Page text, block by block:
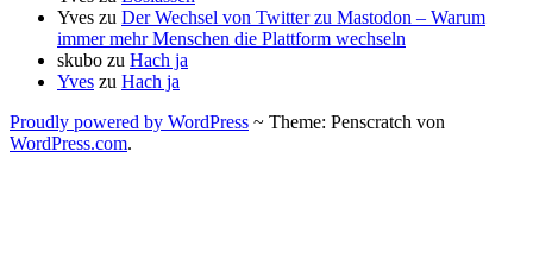
Yves zu Der Wechsel von Twitter zu Mastodon – Warum
immer mehr Menschen die Plattform wechseln
skubo zu Hach ja
Yves zu Hach ja
Proudly powered by WordPress ~ Theme: Penscratch von
WordPress.com.